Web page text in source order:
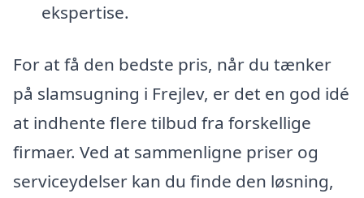
ekspertise.
For at få den bedste pris, når du tænker
på slamsugning i Frejlev, er det en god idé
at indhente flere tilbud fra forskellige
firmaer. Ved at sammenligne priser og
serviceydelser kan du finde den løsning,